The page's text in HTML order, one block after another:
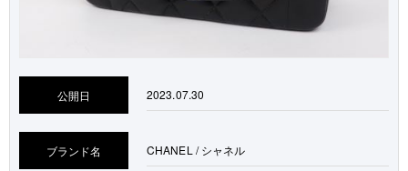
公開日 2023.07.30
ブランド名 CHANEL / シャネル